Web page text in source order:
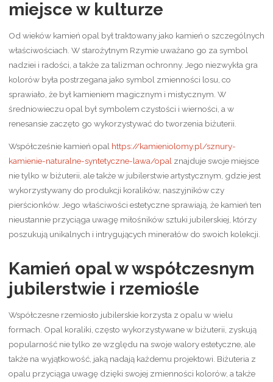
miejsce w kulturze
Od wieków kamień opal był traktowany jako kamień o szczególnych
właściwościach. W starożytnym Rzymie uważano go za symbol
nadziei i radości, a także za talizman ochronny. Jego niezwykła gra
kolorów była postrzegana jako symbol zmienności losu, co
sprawiało, że był kamieniem magicznym i mistycznym. W
średniowieczu opal był symbolem czystości i wierności, a w
renesansie zaczęto go wykorzystywać do tworzenia biżuterii.
Współcześnie kamień opal https://kamieniolomy.pl/sznury-
kamienie-naturalne-syntetyczne-lawa/opalznajduje swoje miejsce
nie tylko w biżuterii, ale także w jubilerstwie artystycznym, gdzie jest
wykorzystywany do produkcji koralików, naszyjników czy
pierścionków. Jego właściwości estetyczne sprawiają, że kamień ten
nieustannie przyciąga uwagę miłośników sztuki jubilerskiej, którzy
poszukują unikalnych i intrygujących minerałów do swoich kolekcji.
Kamień opal w współczesnym
jubilerstwie i rzemiośle
Współczesne rzemiosło jubilerskie korzysta z opalu w wielu
formach. Opal koraliki, często wykorzystywane w biżuterii, zyskują
popularność nie tylko ze względu na swoje walory estetyczne, ale
także na wyjątkowość, jaką nadają każdemu projektowi. Biżuteria z
opalu przyciąga uwagę dzięki swojej zmienności kolorów, a także